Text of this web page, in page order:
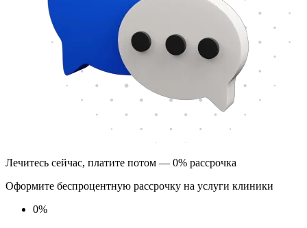
Лечитесь сейчас, платите потом — 0% рассрочка
Оформите беспроцентную рассрочку на услуги клиники
0%